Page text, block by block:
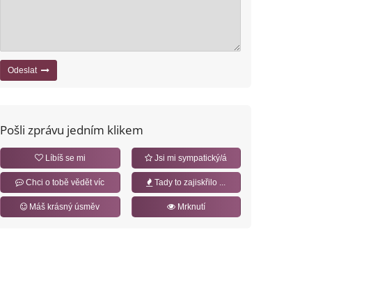
Odeslat
Pošli zprávu jedním klikem
Líbíš se mi Jsi mi sympatický/á
Chci o tobě vědět víc Tady to zajiskřilo ...
Máš krásný úsměv Mrknutí